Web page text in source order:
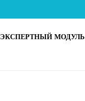
ЭКСПЕРТНЫЙ МОДУЛЬ